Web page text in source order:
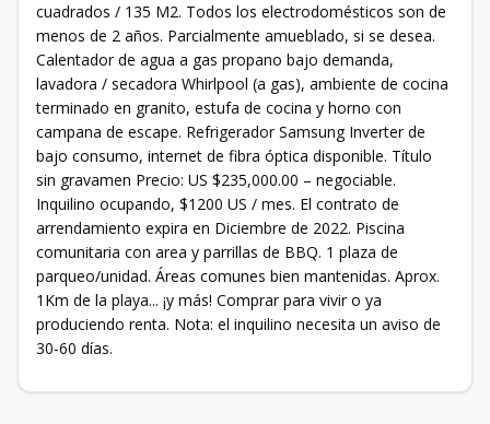
cuadrados / 135 M2. Todos los electrodomésticos son de
menos de 2 años. Parcialmente amueblado, si se desea.
Calentador de agua a gas propano bajo demanda,
lavadora / secadora Whirlpool (a gas), ambiente de cocina
terminado en granito, estufa de cocina y horno con
campana de escape. Refrigerador Samsung Inverter de
bajo consumo, internet de fibra óptica disponible. Título
sin gravamen Precio: US $235,000.00 – negociable.
Inquilino ocupando, $1200 US / mes. El contrato de
arrendamiento expira en Diciembre de 2022. Piscina
comunitaria con area y parrillas de BBQ. 1 plaza de
parqueo/unidad. Áreas comunes bien mantenidas. Aprox.
1Km de la playa... ¡y más! Comprar para vivir o ya
produciendo renta. Nota: el inquilino necesita un aviso de
30-60 días.